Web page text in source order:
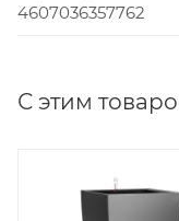
4607036357762
С этим